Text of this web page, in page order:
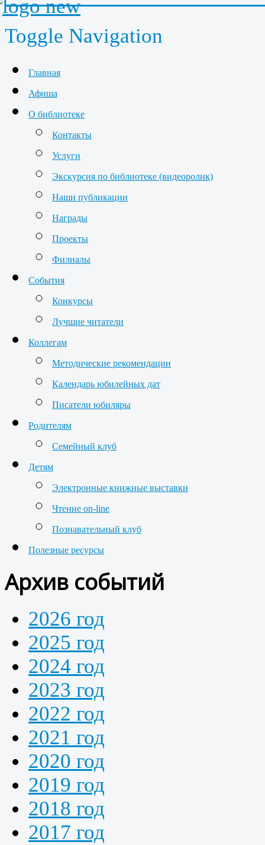
Toggle Navigation
Главная
Афиша
О библиотеке
Контакты
Услуги
Экскурсия по библиотеке (видеоролик)
Наши публикации
Награды
Проекты
Филиалы
События
Конкурсы
Лучшие читатели
Коллегам
Методические рекомендации
Календарь юбилейных дат
Писатели юбиляры
Родителям
Семейный клуб
Детям
Электронные книжные выставки
Чтение on-line
Познавательный клуб
Полезные ресурсы
Архив событий
2026 год
2025 год
2024 год
2023 год
2022 год
2021 год
2020 год
2019 год
2018 год
2017 год